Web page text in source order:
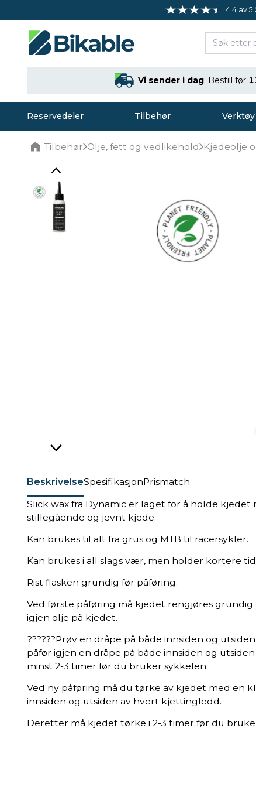
4.4 av
Vi sender i dag Bestill før
Reservedeler Tilbehør Verktøy
Tilbehør Olje, fett og vedlikehold Kjedeolje
BeskrivelseSpesifikasjonPrismatch
Slick wax fra Dynamic er laget for å holde kjedet
stillegående og jevnt kjede.
Kan brukes til alt fra grus og MTB til racersykler.
Kan brukes i all slags vær, men holder kortere
Rist flasken grundig før påføring.
Ved første påføring må kjedet rengjøres
igjen olje på kjedet.
??????Prøv en dråpe på både innsiden og
påfør igjen en dråpe på både innsiden og
minst 2-3 timer før du bruker sykkelen.
Ved ny påføring må du tørke av kjedet med en
innsiden og utsiden av hvert kjettingledd.
Deretter må kjedet tørke i 2-3 timer før du